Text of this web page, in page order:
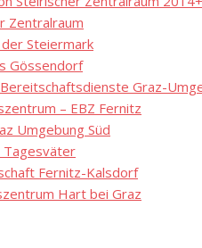
Zentralraum
Steiermark
Gössendorf
Graz-
– EBZ Fernitz
Umgebung Süd
Fernitz-Kalsdorf
Hart bei Graz